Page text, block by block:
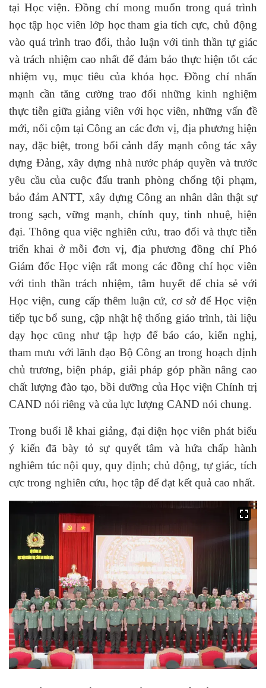
tại Học viện. Đồng chí mong muốn trong quá trình
học tập học viên lớp học tham gia tích cực, chủ động
vào quá trình trao đổi, thảo luận với tinh thần tự giác
và trách nhiệm cao nhất để đảm bảo thực hiện tốt các
nhiệm vụ, mục tiêu của khóa học. Đồng chí nhấn
mạnh cần tăng cường trao đổi những kinh nghiệm
thực tiễn giữa giảng viên với học viên, những vấn đề
mới, nổi cộm tại Công an các đơn vị, địa phương hiện
nay, đặc biệt, trong bối cảnh đẩy mạnh công tác xây
dựng Đảng, xây dựng nhà nước pháp quyền và trước
yêu cầu của cuộc đấu tranh phòng chống tội phạm,
bảo đảm ANTT, xây dựng Công an nhân dân thật sự
trong sạch, vững mạnh, chính quy, tinh nhuệ, hiện
đại. Thông qua việc nghiên cứu, trao đổi và thực tiễn
triển khai ở mỗi đơn vị, địa phương đồng chí Phó
Giám đốc Học viện rất mong các đồng chí học viên
với tinh thần trách nhiệm, tâm huyết để chia sẻ với
Học viện, cung cấp thêm luận cứ, cơ sở để Học viện
tiếp tục bổ sung, cập nhật hệ thống giáo trình, tài liệu
dạy học cũng như tập hợp để báo cáo, kiến nghị,
tham mưu với lãnh đạo Bộ Công an trong hoạch định
chủ trương, biện pháp, giải pháp góp phần nâng cao
chất lượng đào tạo, bồi dưỡng của Học viện Chính trị
CAND nói riêng và của lực lượng CAND nói chung.
Trong buổi lễ khai giảng, đại diện học viên phát biểu
ý kiến đã bày tỏ sự quyết tâm và hứa chấp hành
nghiêm túc nội quy, quy định; chủ động, tự giác, tích
cực trong nghiên cứu, học tập để đạt kết quả cao nhất.